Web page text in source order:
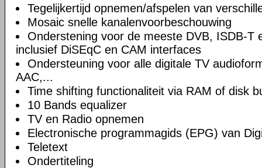
Tegelijkertijd opnemen/afspelen van
Mosaic snelle kanalenvoorbeschouwing
Onderstening voor de meeste DVB, ISDB-T
inclusief DiSEqC en CAM interfaces
Ondersteuning voor alle digitale TV
AAC,...
Time shifting functionaliteit via RAM of disk
10 Bands equalizer
TV en Radio opnemen
Electronische programmagids (EPG) van
Teletext
Ondertiteling